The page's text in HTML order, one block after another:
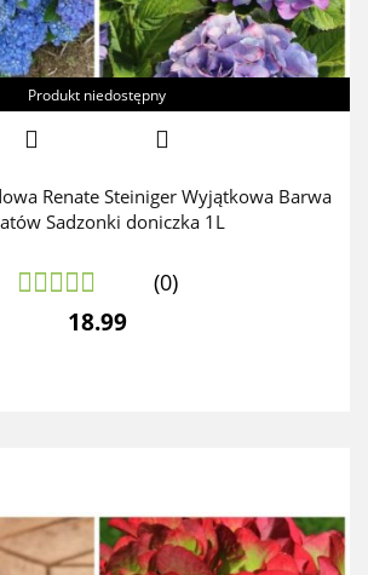
Produkt niedostępny
Renate Steiniger Wyjątkowa Barwa
Sadzonki doniczka 1L
(0)
18.99